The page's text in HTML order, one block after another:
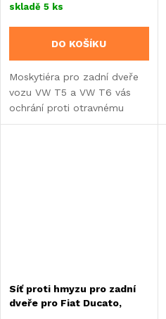
skladě 5 ks
DO KOŠÍKU
Moskytiéra pro zadní dveře
vozu VW T5 a VW T6 vás
ochrání proti otravnému
hmyzu a odstíní až 65 %
Síť proti hmyzu pro zadní
dveře pro Fiat Ducato,